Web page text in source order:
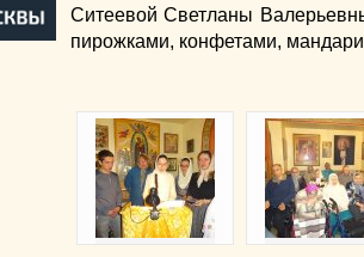
Ситеевой Светланы
пирожками, конфетами,